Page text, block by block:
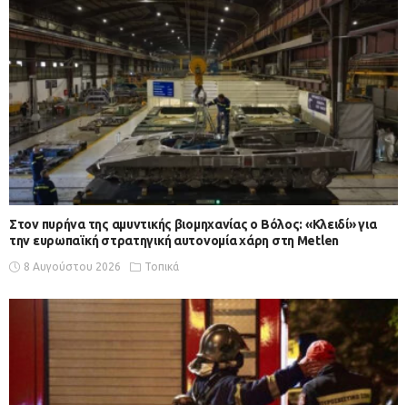
Στον πυρήνα της αμυντικής βιομηχανίας ο Βόλος: «Κλειδί» για
την ευρωπαϊκή στρατηγική αυτονομία χάρη στη Metlen
8 Αυγούστου 2026 Τοπικά